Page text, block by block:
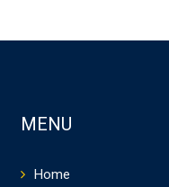
MENU
Home